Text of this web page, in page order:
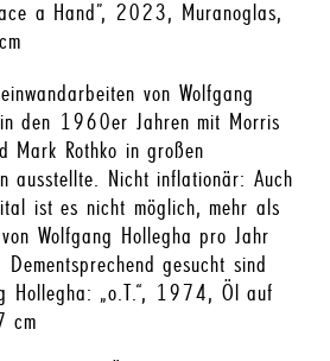
a Hand”, 2023, Muranoglas,
von Wolfgang
den 1960er Jahren mit Morris
Mark Rothko in großen
ausstellte. Nicht inflationär: Auch
ist es nicht möglich, mehr als
Wolfgang Hollegha pro Jahr
Dementsprechend gesucht sind
Hollegha: „o.T.“, 1974, Öl auf
cm